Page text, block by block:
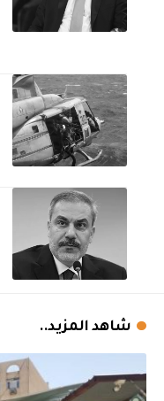
شاهد المزيد..